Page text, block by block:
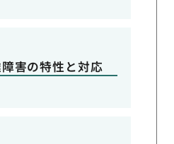
害の特性と対応